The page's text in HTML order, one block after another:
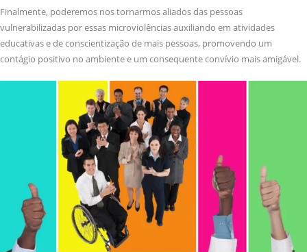
Finalmente, poderemos nos tornarmos aliados das pessoas
vulnerabilizadas por essas microviolências auxiliando em atividades
educativas e de conscientização de mais pessoas, promovendo um
contágio positivo no ambiente e um consequente convívio mais amigável.